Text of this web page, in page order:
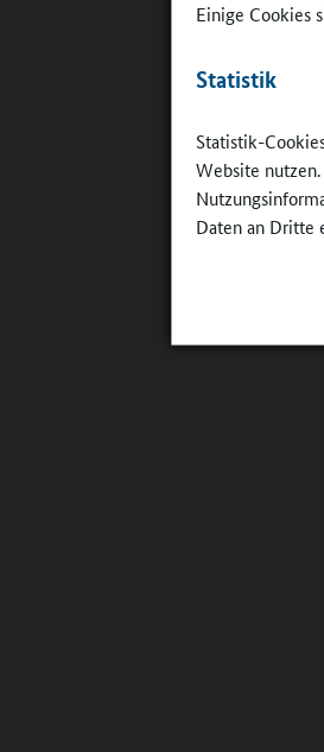
Einige Cookies
Statistik
Statistik-
Website
Daten an Dritte